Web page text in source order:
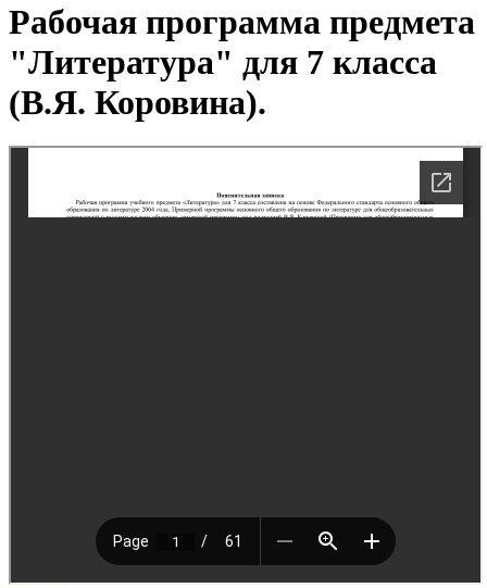
Рабочая программа предмета
"Литература" для 7 класса
(В.Я. Коровина).